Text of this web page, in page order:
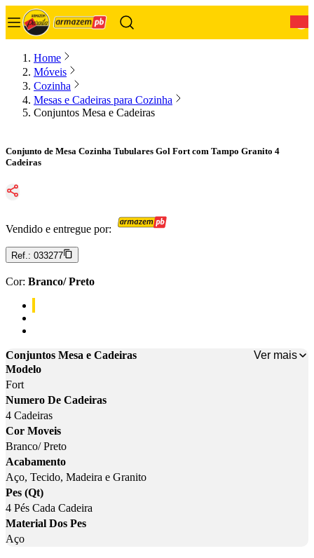
Home
Móveis
Cozinha
Mesas e Cadeiras para Cozinha
Conjuntos Mesa e Cadeiras
Conjunto de Mesa Cozinha Tubulares Gol Fort com Tampo Granito 4
Cadeiras
Vendido e entregue por:
Ref.: 033277
Cor: Branco/ Preto
Conjuntos Mesa e Cadeiras
Ver mais
Modelo
Fort
Numero De Cadeiras
4 Cadeiras
Cor Moveis
Branco/ Preto
Acabamento
Aço, Tecido, Madeira e Granito
Pes (Qt)
4 Pés Cada Cadeira
Material Dos Pes
Aço